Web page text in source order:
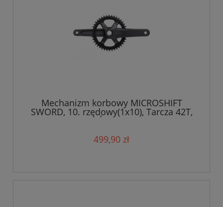
Mechanizm korbowy MICROSHIFT
SWORD, 10. rzędowy(1x10), Tarcza 42T,
Ramię 170mm, Średnica wałku 24mm
499,90 zł